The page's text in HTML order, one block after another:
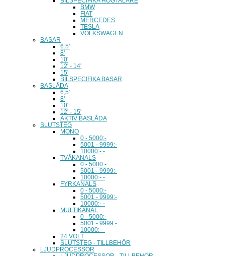
BMW
FIAT
MERCEDES
TESLA
VOLKSWAGEN
BASAR
6.5'
8'
10'
12' - 14'
15'
BILSPECIFIKA BASAR
BASLÅDA
6,5'
8'
10'
12' - 15'
AKTIV BASLÅDA
SLUTSTEG
MONO
0 - 5000:-
5001 - 9999:-
10000:- -
TVÅKANALS
0 - 5000:-
5001 - 9999:-
10000:- -
FYRKANALS
0 - 5000:-
5001 - 9999:-
10000:- -
MULTIKANAL
0 - 5000:-
5001 - 9999:-
10000:- -
24 VOLT
SLUTSTEG - TILLBEHÖR
LJUDPROCESSOR